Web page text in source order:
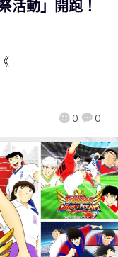
活動」開跑！
0 0